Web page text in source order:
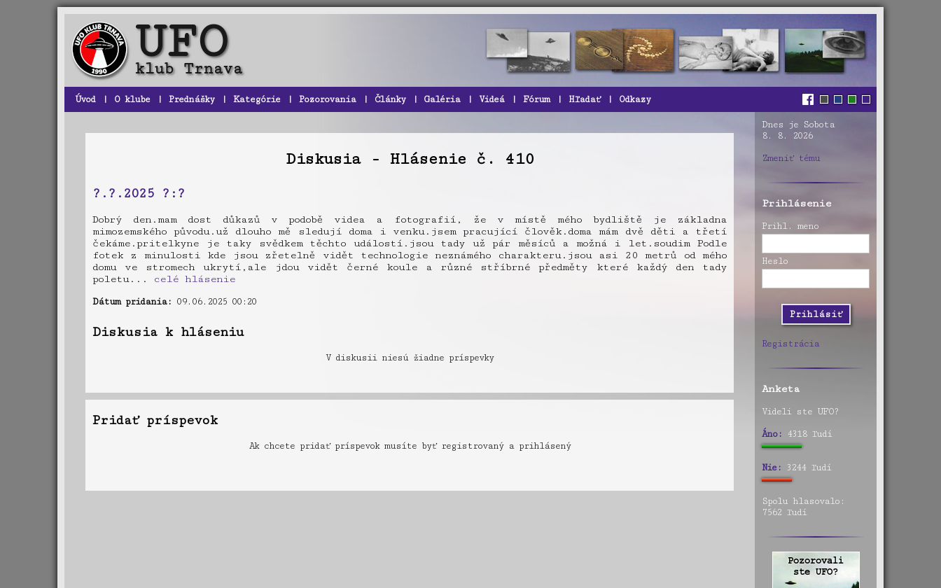
Úvod | O klube | Prednášky | Kategórie | Pozorovania | Články | Galéria | Videá | Fórum | Hľadať | Odkazy
Diskusia - Hlásenie č. 410
?.?.2025 ?:?
Dobrý den.mam dost důkazů v podobě videa a fotografií, že v místě mého bydliště je základna
mimozemského původu.už dlouho mě sledují doma i venku.jsem pracující člověk.doma mám dvě děti a třetí
čekáme.pritelkyne je taky svědkem těchto událostí.jsou tady už pár měsíců a možná i let.soudim Podle
fotek z minulosti kde jsou zřetelně vidět technologie neznámého charakteru.jsou asi 20 metrů od mého
domu ve stromech ukrytí,ale jdou vidět černé koule a různé stříbrné předměty které každý den tady
poletu... celé hlásenie
Dátum pridania: 09.06.2025 00:20
Diskusia k hláseniu
V diskusii niesú žiadne príspevky
Pridať príspevok
Ak chcete pridať príspevok musíte byť registrovaný a prihlásený
Dnes je Sobota
8. 8. 2026
Zmeniť tému
Prihlásenie
Prihl. meno
Heslo
Registrácia
Anketa
Videli ste UFO?
Áno: 4318 ľudí
Nie: 3244 ľudí
Spolu hlasovalo:
7562 ľudí